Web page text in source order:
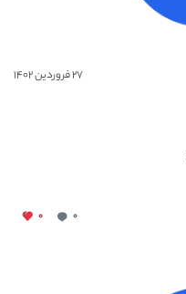
۲۷ فروردین ۱۴۰۲
۰ ۰